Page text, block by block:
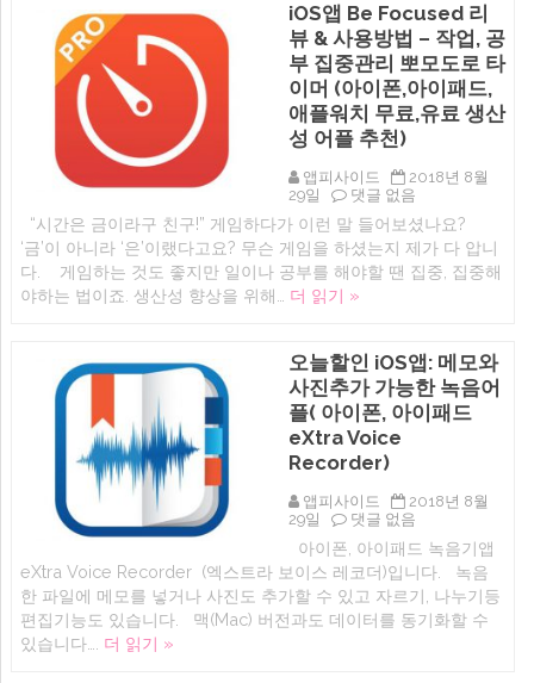
사
진
합
성,
편
집
뽀
샵
플
추
에
학
습
하
는
플
래
시
카
암
기
장
어
플
추
천
(암
어
공
부
용
아
이
폰,
이
패
드
교
육
앱)
에
iOS앱 Be Focused 리
뷰 & 사용방법 – 작업, 공
부 집중관리 뽀모도로 타
이머 (아이폰,아이패드,
애플워치 무료,유료 생산
성 어플 추천)
앱피사이드
2018년 8월
29일
iOS
Be
Focused
리
뷰
&
방
법
–
작
업,
공
부
중
관
뽀
모
도
로
타
댓글 없음
“시간은 금이라구 친구!” 게임하다가 이런 말 들어보셨나요?
‘금’이 아니라 ‘은’이랬다고요? 무슨 게임을 하셨는지 제가 다 압니
다. 게임하는 것도 좋지만 일이나 공부를 해야할 땐 집중, 집중해
야하는 법이죠. 생산성 향상을 위해… 더 읽기 »
오늘할인 iOS앱: 메모와
사진추가 가능한 녹음어
플( 아이폰, 아이패드
eXtra Voice
Recorder)
앱피사이드
2018년 8월
29일
오
할
인
iOS
앱:
메
댓글 없음
아이폰, 아이패드 녹음기앱
eXtra Voice Recorder (엑스트라 보이스 레코더)입니다. 녹음
한 파일에 메모를 넣거나 사진도 추가할 수 있고 자르기, 나누기등
편집기능도 있습니다. 맥(Mac) 버전과도 데이터를 동기화할 수
있습니다…. 더 읽기 »